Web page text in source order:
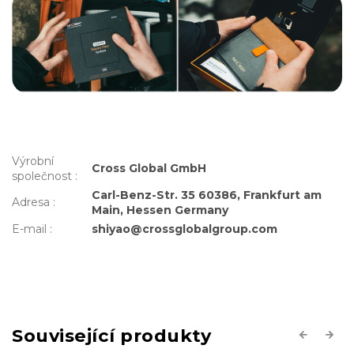
Výrobní
společnost :
Cross Global GmbH
Adresa :
Carl-Benz-Str. 35 60386, Frankfurt am
Main, Hessen Germany
E-mail : shiyao@crossglobalgroup.com
Související produkty Previous
Next